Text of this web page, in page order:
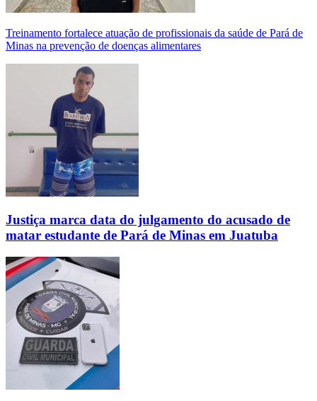
Treinamento fortalece atuação de profissionais da saúde de Pará de
Minas na prevenção de doenças alimentares
Justiça marca data do julgamento do acusado de
matar estudante de Pará de Minas em Juatuba